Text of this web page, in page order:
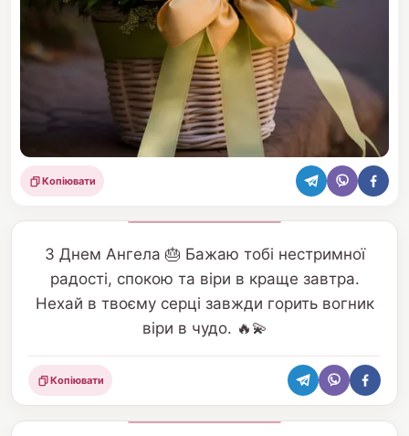
Поділитися
Копіювати
З Днем Ангела 🎂 Бажаю тобі нестримної
радості, спокою та віри в краще завтра.
Нехай в твоєму серці завжди горить вогник
віри в чудо. 🔥💫
Поділитися
Копіювати